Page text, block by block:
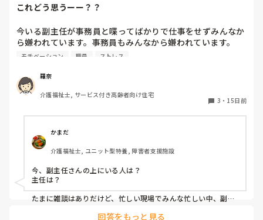
「こっち(男性)をやらなきゃダメじゃん」て言われたんで、
『すいません。こっち(男性側)で更衣をやれって言てやって
たんですが、来てくれって言われたから行ったんですが、ど
うしたら良かったんですか』 と言い返したら 、 何の説明も
なく私の前からいなくなっちゃいました。
この入浴の時の話で言うと、とにかく仕切りの向こうに私が
いるってことはどういう状態かも把握せず、単に自分の用事
をして欲しいために自分の思ったことだけを口にする職員が
多すぎ。
そんなことやってんだから、 あっちも中途半端、こっちも
中途半端になって、入浴後、更衣をして脱衣場を空けるのに
これどう思うーー？？
今いる副主任が事務員と喋ってばかりで仕事をせずみんなか
ら嫌われています。事務員もみんなから嫌われています。
話の内容は、最近亡くなった有名人を詳しくパソコンで調べ
べに行くならどこが美味しいかとか、そんな話ばかりで仕事
関係ある話はほとんどしません。
設長にさせる計画で裏では進めているみたいです。本人はま
だ一年だししたくないって言っています。こういう理由で一
年の人を施設長にするのはあり？
事務員を異動させる方向で考えられているみたいです。
モチベーション 職員 ストレス
羅奈
介護福祉士, サービス付き高齢者向け住宅
3 ・ 15日前
かまだ
介護福祉士, ユニット型特養, 障害者支援施設
今、副主任さんの上にいる人は？
主任は？
たまに雑談はありだけど、忙しい現場でみんな忙しい中、副主
回答をもっと見る